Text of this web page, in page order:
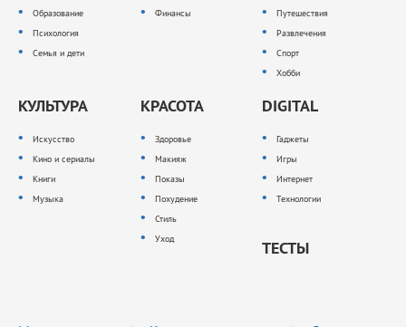
Образование
Психология
Семья и дети
Финансы
Путешествия
Развлечения
Спорт
Хобби
КУЛЬТУРА
Искусство
Кино и сериалы
Книги
Музыка
КРАСОТА
Здоровье
Макияж
Показы
Похудение
Стиль
Уход
DIGITAL
Гаджеты
Игры
Интернет
Технологии
ТЕСТЫ